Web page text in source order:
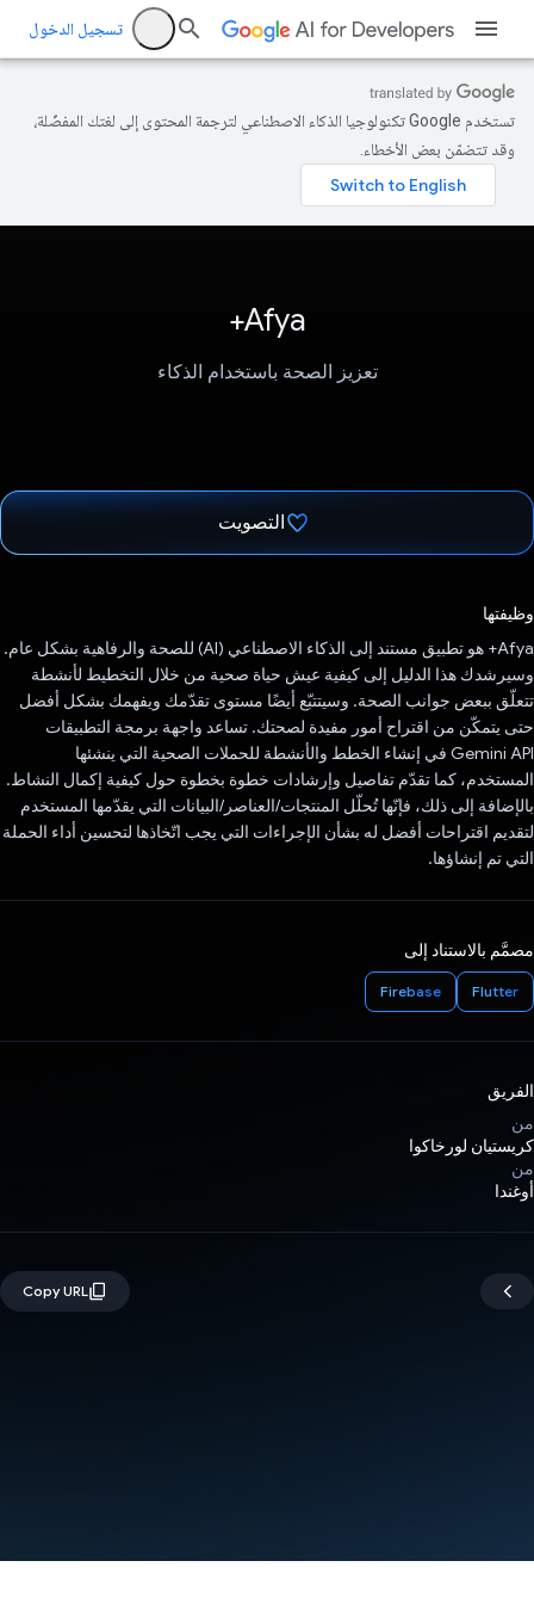
تسجيل الدخول
تستخدم Google تكنولوجيا الذكاء الاصطناعي لترجمة المحتوى إلى لغتك المفضّلة،
وقد تتضمّن بعض الأخطاء.
Afya+
تعزيز الصحة باستخدام الذكاء
التصويت
وظيفتها
Afya+ هو تطبيق مستند إلى الذكاء الاصطناعي (AI) للصحة والرفاهية بشكل عام.
وسيرشدك هذا الدليل إلى كيفية عيش حياة صحية من خلال التخطيط لأنشطة
تتعلّق ببعض جوانب الصحة. وسيتتبّع أيضًا مستوى تقدّمك ويفهمك بشكل أفضل
حتى يتمكّن من اقتراح أمور مفيدة لصحتك. تساعد واجهة برمجة التطبيقات
Gemini API في إنشاء الخطط والأنشطة للحملات الصحية التي ينشئها
المستخدم، كما تقدّم تفاصيل وإرشادات خطوة بخطوة حول كيفية إكمال النشاط.
بالإضافة إلى ذلك، فإنّها تُحلّل المنتجات/العناصر/البيانات التي يقدّمها المستخدم
لتقديم اقتراحات أفضل له بشأن الإجراءات التي يجب اتّخاذها لتحسين أداء الحملة
التي تم إنشاؤها.
مصمَّم بالاستناد إلى
Flutter
Firebase
الفريق
من
كريستيان لورخاكوا
من
أوغندا